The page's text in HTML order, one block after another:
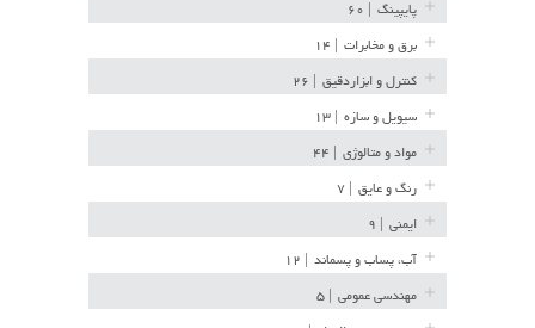
پایپینگ
برق و مخابرات
کنترل و ابزاردقیق
سیویل و سازه
مواد و متالوژی
رنگ و عایق
ایمنی
آب، پساب و پسماند
مهندسی عمومی